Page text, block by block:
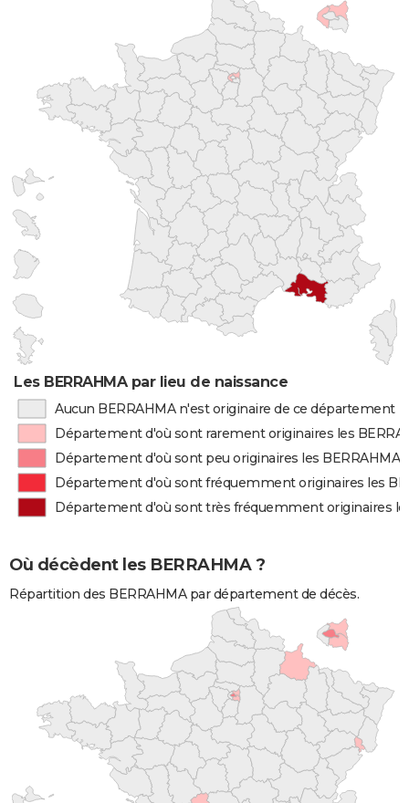
Les BERRAHMA par lieu de naissance
Aucun BERRAHMA n'est originaire de ce département
Département d'où sont rarement originaires les
Département d'où sont peu originaires les BERRAHMA
Département d'où sont fréquemment originaires les
Département d'où sont très fréquemment originaires
Où décèdent les BERRAHMA ?
Répartition des BERRAHMA par département de décès.